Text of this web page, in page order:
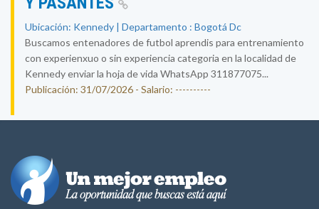
Ubicación: Kennedy | Departamento : Bogotá Dc
Buscamos entenadores de futbol aprendis para entrenamiento
con experienxuo o sin experiencia categoria en la localidad de
Kennedy enviar la hoja de vida WhatsApp 311877075...
Publicación: 31/07/2026 - Salario: ----------